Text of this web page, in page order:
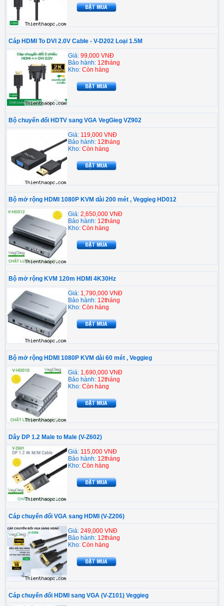
Cáp HDMI To DVI 2.0V Cable - V-D202 Loại 1.5M
Giá: 99,000 VNĐ
Bảo hành: 12tháng
Kho: Còn hàng
Bộ chuyển đổi HDTV sang VGA VegGieg VZ902
Giá: 119,000 VNĐ
Bảo hành: 12tháng
Kho: Còn hàng
Bộ mở rộng HDMI 1080P KVM dài 200 mét , Veggieg HD012
Giá: 2,650,000 VNĐ
Bảo hành: 12tháng
Kho: Còn hàng
Bộ mở rộng KVM 120m HDMI 4K30Hz
Giá: 1,790,000 VNĐ
Bảo hành: 12tháng
Kho: Còn hàng
Bộ mở rộng HDMI 1080P KVM dài 60 mét , Veggieg
Giá: 1,690,000 VNĐ
Bảo hành: 12tháng
Kho: Còn hàng
Dây DP 1.2 Male to Male (V-Z602)
Giá: 115,000 VNĐ
Bảo hành: 12tháng
Kho: Còn hàng
Cáp chuyển đổi VGA sang HDMI (V-Z206)
Giá: 249,000 VNĐ
Bảo hành: 12tháng
Kho: Còn hàng
Cáp chuyển đổi HDMI sang VGA (V-Z101) Veggieg